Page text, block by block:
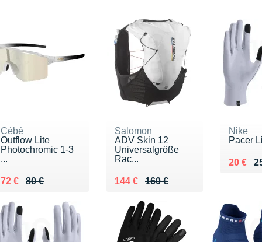
Cébé
Outflow Lite
Photochromic 1-3
...
80 €
Au lieu de 80 €
72 €
Vendu 72 €
Salomon
ADV Skin 12
Universalgröße
Rac...
160 €
Au lieu de 160 €
144 €
Vendu 144 €
Nike
Pacer
Au lieu
20 €
Vendu